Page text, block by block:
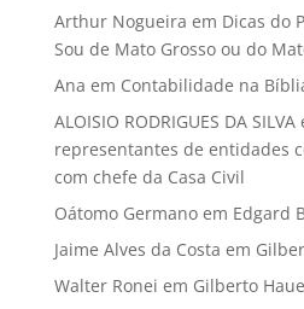
Arthur Nogueira em Dicas do
Sou de Mato Grosso ou do
Ana em Contabilidade na
ALOISIO RODRIGUES DA SILVA
representantes de entidades
com chefe da Casa Civil
Oátomo Germanoem Edgard
Jaime Alves da Costa em
Walter Ronei em Gilberto